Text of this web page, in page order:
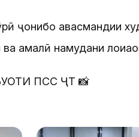
ҷонибҳо ҳавасмандии
ва амалӣ намудани
ПСС ҶТ 📸